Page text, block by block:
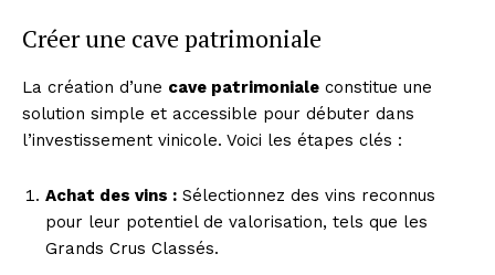
Créer une cave patrimoniale
La création d’une cave patrimoniale constitue une
solution simple et accessible pour débuter dans
l’investissement vinicole. Voici les étapes clés :
Achat des vins : Sélectionnez des vins reconnus
pour leur potentiel de valorisation, tels que les
Grands Crus Classés.